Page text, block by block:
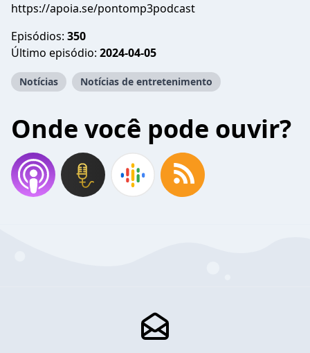
https://apoia.se/pontomp3podcast
Episódios: 350
Último episódio: 2024-04-05
Notícias Notícias de entretenimento
Onde você pode ouvir?